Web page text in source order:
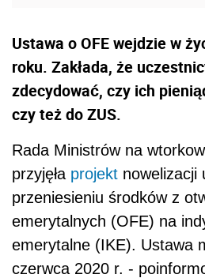
Ustawa o OFE wejdzie w
roku. Zakłada, że
zdecydować, czy ich
czy też do ZUS.
Rada Ministrów na
przyjęła projekt nowelizacji
przeniesieniu środków z
emerytalnych (OFE) na
emerytalne (IKE). Ustawa
czerwca 2020 r. -